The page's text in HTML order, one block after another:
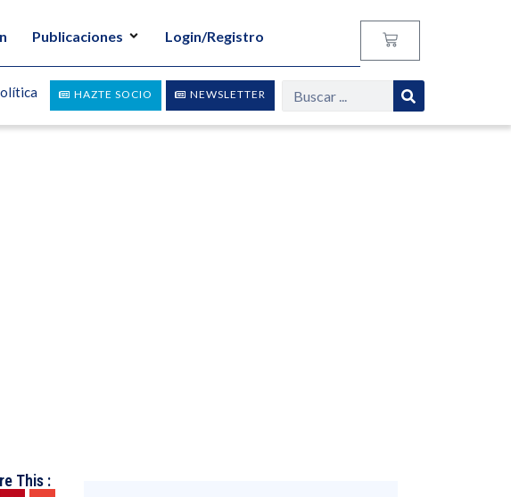
Publicaciones Login/Registro
NEWSLETTER
HAZTE SOCIO
This :